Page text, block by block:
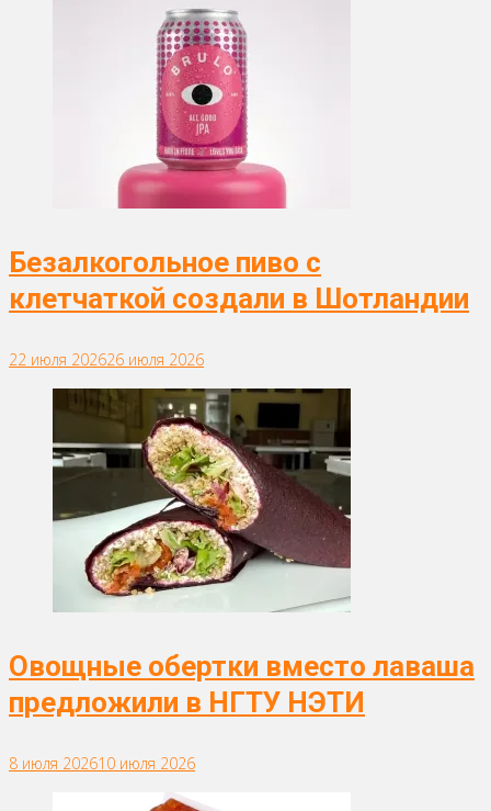
Безалкогольное пиво с
клетчаткой создали в Шотландии
22 июля 202626 июля 2026
Овощные обертки вместо лаваша
предложили в НГТУ НЭТИ
8 июля 202610 июля 2026